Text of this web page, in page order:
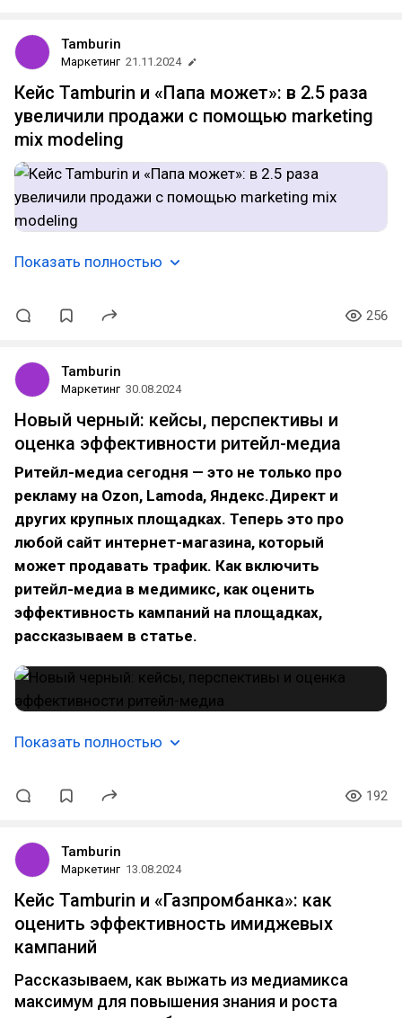
Tamburin
Маркетинг 21.11.2024
Кейс Tamburin и «Папа может»: в 2.5 раза
увеличили продажи с помощью marketing
mix modeling
Показать полностью
256
Tamburin
Маркетинг 30.08.2024
Новый черный: кейсы, перспективы и
оценка эффективности ритейл-медиа
Ритейл-медиа сегодня — это не только про
рекламу на Ozon, Lamoda, Яндекс.Директ и
других крупных площадках. Теперь это про
любой сайт интернет-магазина, который
может продавать трафик. Как включить
ритейл-медиа в медимикс, как оценить
эффективность кампаний на площадках,
рассказываем в статье.
Показать полностью
192
Tamburin
Маркетинг 13.08.2024
Кейс Tamburin и «Газпромбанка»: как
оценить эффективность имиджевых
кампаний
Рассказываем, как выжать из медиамикса
максимум для повышения знания и роста